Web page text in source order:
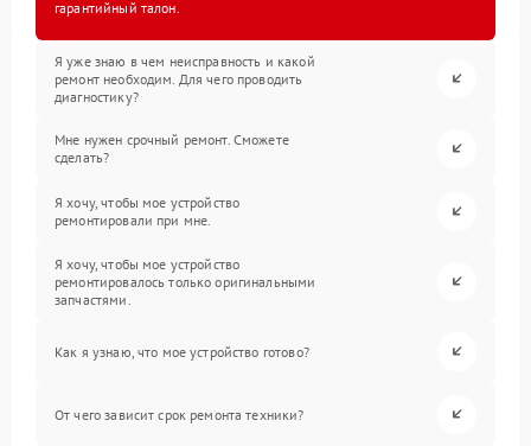
гарантийный талон.
Я уже знаю в чем неисправность и какой
ремонт необходим. Для чего проводить
диагностику?
Мне нужен срочный ремонт. Сможете
сделать?
Я хочу, чтобы мое устройство
ремонтировали при мне.
Я хочу, чтобы мое устройство
ремонтировалось только оригинальными
запчастями.
Как я узнаю, что мое устройство готово?
От чего зависит срок ремонта техники?